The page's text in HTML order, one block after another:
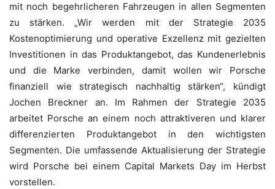
mit noch begehrlicheren Fahrzeugen in allen Segmenten
zu stärken. „Wir werden mit der Strategie 2035
Kostenoptimierung und operative Exzellenz mit gezielten
Investitionen in das Produktangebot, das Kundenerlebnis
und die Marke verbinden, damit wollen wir Porsche
finanziell wie strategisch nachhaltig stärken“, kündigt
Jochen Breckner an. Im Rahmen der Strategie 2035
arbeitet Porsche an einem noch attraktiveren und klarer
differenzierten Produktangebot in den wichtigsten
Segmenten. Die umfassende Aktualisierung der Strategie
wird Porsche bei einem Capital Markets Day im Herbst
vorstellen.